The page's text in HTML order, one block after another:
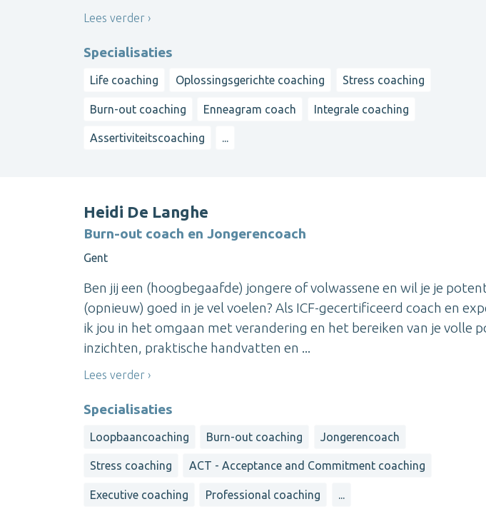
Lees verder
Specialisaties
Life coaching Oplossingsgerichte coaching Stress coaching
Burn-out coaching Enneagram coach Integrale coaching
Assertiviteitscoaching ...
Heidi De Langhe
Burn-out coach en Jongerencoach
Gent
Ben jij een (hoogbegaafde) jongere of volwassene en wil je je
(opnieuw) goed in je vel voelen? Als ICF-gecertificeerd coach en
ik jou in het omgaan met verandering en het bereiken van je volle
inzichten, praktische handvatten en ...
Lees verder
Specialisaties
Loopbaancoaching Burn-out coaching Jongerencoach
Stress coaching ACT - Acceptance and Commitment coaching
Executive coaching Professional coaching ...